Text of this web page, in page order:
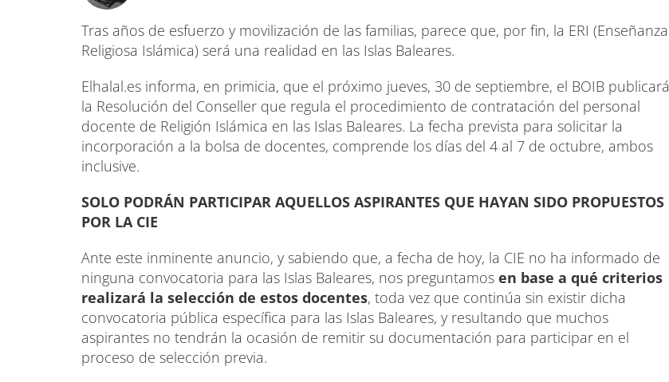
Tras años de esfuerzo y movilización de las familias, parece que, por fin, la ERI (Enseñanza
Religiosa Islámica) será una realidad en las Islas Baleares.
Elhalal.es informa, en primicia, que el próximo jueves, 30 de septiembre, el BOIB publicará
la Resolución del Conseller que regula el procedimiento de contratación del personal
docente de Religión Islámica en las Islas Baleares. La fecha prevista para solicitar la
incorporación a la bolsa de docentes, comprende los días del 4 al 7 de octubre, ambos
inclusive.
SOLO PODRÁN PARTICIPAR AQUELLOS ASPIRANTES QUE HAYAN SIDO PROPUESTOS
POR LA CIE
Ante este inminente anuncio, y sabiendo que, a fecha de hoy, la CIE no ha informado de
ninguna convocatoria para las Islas Baleares, nos preguntamos en base a qué criterios
realizará la selección de estos docentes, toda vez que continúa sin existir dicha
convocatoria pública específica para las Islas Baleares, y resultando que muchos
aspirantes no tendrán la ocasión de remitir su documentación para participar en el
proceso de selección previa.